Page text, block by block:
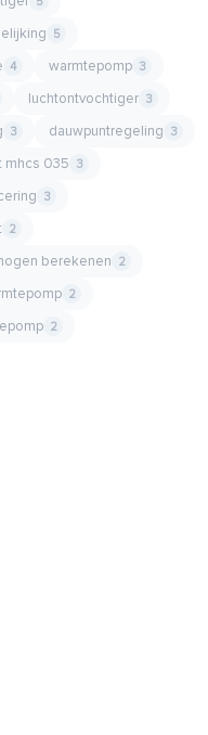
5
4 warmtepomp 3
luchtontvochtiger 3
3 dauwpuntregeling 3
mhcs 035 3
3
2
berekenen 2
2
2